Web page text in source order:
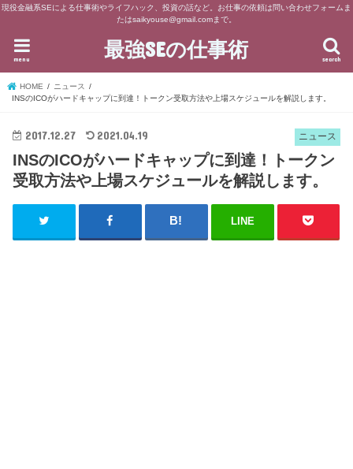
現役金融系SEによる仕事術やライフハック、投資の話など。お仕事の依頼は問い合わせフォームま
たはsaikyouse@gmail.comまで。
最強SEの仕事術 search
menu
HOME
ニュース
INSのICOがハードキャップに到達！トークン受取方法や上場スケジュールを解説します。
ニュース
2017.12.27 2021.04.19
INSのICOがハードキャップに到達！トークン
受取方法や上場スケジュールを解説します。
LINE